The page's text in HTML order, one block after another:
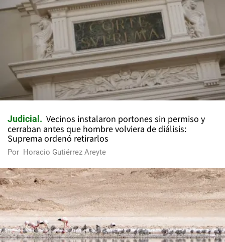
Judicial
Vecinos instalaron portones sin permiso y
cerraban antes que hombre volviera de diálisis:
Suprema ordenó retirarlos
Por Horacio Gutiérrez Areyte